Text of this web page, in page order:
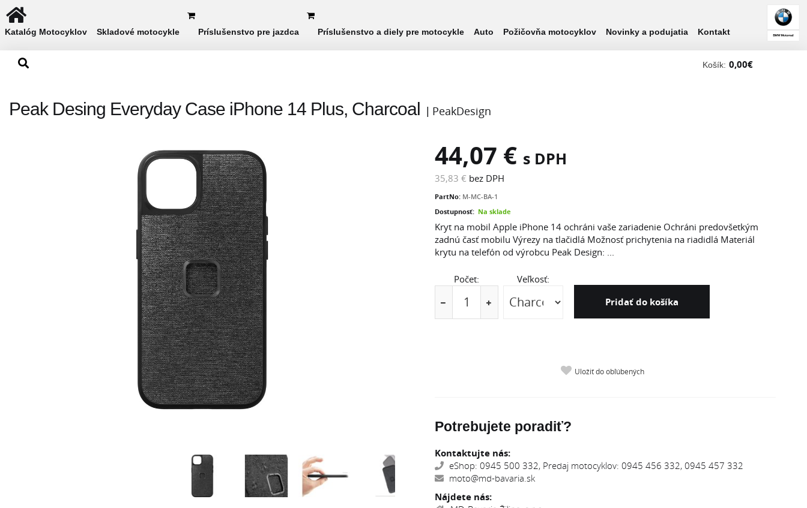
Katalóg Motocyklov Skladové motocykle Príslušenstvo pre jazdca Príslušenstvo a diely pre motocykle Auto Požičovňa motocyklov Novinky a podujatia Kontakt
Košík: 0,00€
Peak Desing Everyday Case iPhone 14 Plus, Charcoal PeakDesign
44,07 € s DPH
35,83 € bez DPH
PartNo: M-MC-BA-1
Dostupnosť: Na sklade
Kryt na mobil Apple iPhone 14 ochráni vaše zariadenie Ochráni predovšetkým
zadnú časť mobilu Výrezy na tlačidlá Možnosť prichytenia na riadidlá Materiál
krytu na telefón od výrobcu Peak Design: ...
Počet:
Veľkosť:
Pridať do košíka
Uložiť do obľúbených
Potrebujete poradiť?
Kontaktujte nás:
eShop: 0945 500 332, Predaj motocyklov: 0945 456 332, 0945 457 332
moto@md-bavaria.sk
Nájdete nás: